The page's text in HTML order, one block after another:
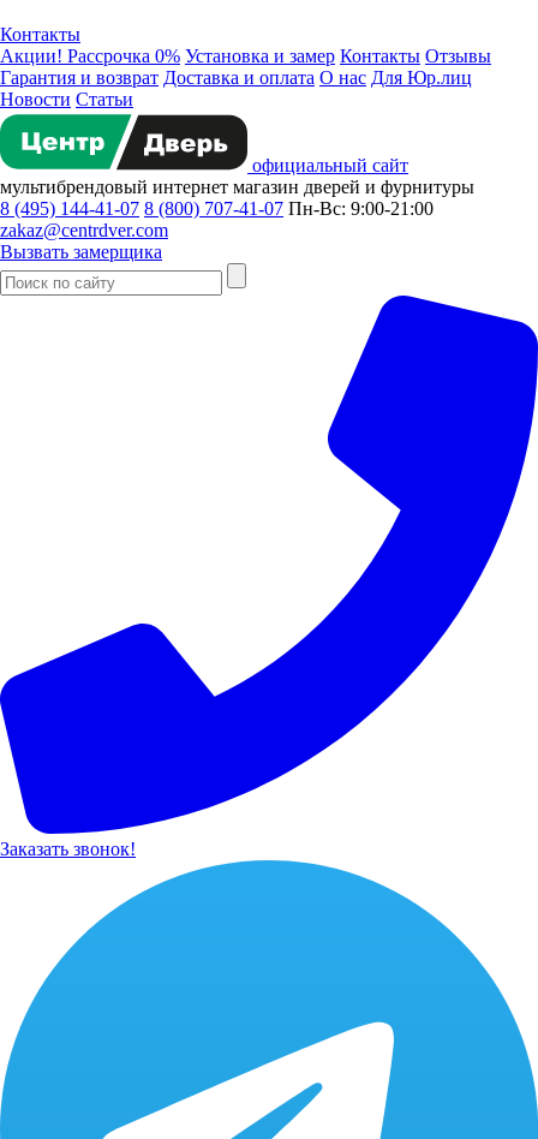
Контакты
Акции! Рассрочка 0% Установка и замер Контакты Отзывы
Гарантия и возврат Доставка и оплата О нас Для Юр.лиц
Новости Статьи
официальный сайт
мультибрендовый интернет магазин дверей и фурнитуры
8 (495) 144-41-07 8 (800) 707-41-07 Пн-Вс: 9:00-21:00
zakaz@centrdver.com
Вызвать замерщика
Заказать звонок!